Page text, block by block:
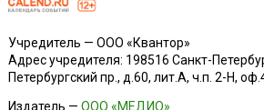
Учредитель — ООО «Квантор»
Адрес учредителя: 198516 Санкт-
Петербургский пр., д.60, лит.А, ч.п. 2-Н,
Издатель — ООО «МЕДИО»